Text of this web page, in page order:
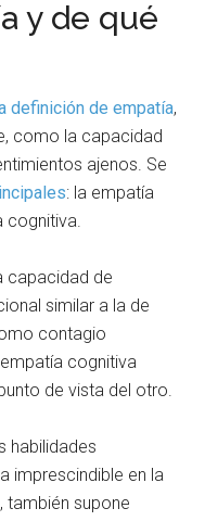
y de qué
definición de empatía,
como la capacidad
ajenos. Se
: la empatía
capacidad de
similar a la de
contagio
cognitiva
de vista del otro.
habilidades
imprescindible en la
, también supone